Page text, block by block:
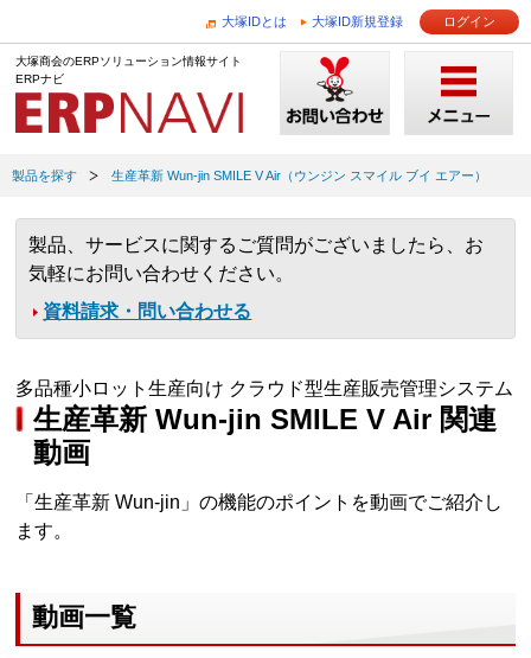
大塚IDとは 大塚ID新規登録 ログイン
大塚商会のERPソリューション情報サイト
ERPナビ
製品を探す 生産革新 Wun-jin SMILE V Air（ウンジン スマイル ブイ エアー）
製品、サービスに関するご質問がございましたら、お
気軽にお問い合わせください。
資料請求・問い合わせる
多品種小ロット生産向け クラウド型生産販売管理システム
生産革新 Wun-jin SMILE V Air 関連
動画
「生産革新 Wun-jin」の機能のポイントを動画でご紹介し
ます。
動画一覧